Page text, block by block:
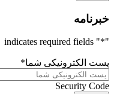
خبرنامه
"
*
" indicates required fields
پست الکترونیکی شما*
Security Code